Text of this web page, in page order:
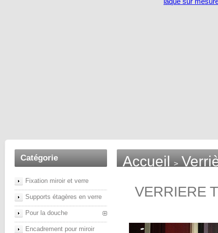
Catégorie
Fixation miroir et verre
Supports étagères en verre
Pour la douche
Encadrement pour miroir
Accueil >
VERRIERE